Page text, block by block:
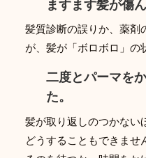
ますます髪が傷
髪質診断の誤りか、薬剤
が、髪が「ボロボロ」
二度とパーマを
た。
髪が取り返しのつかない
どうすることもできませ